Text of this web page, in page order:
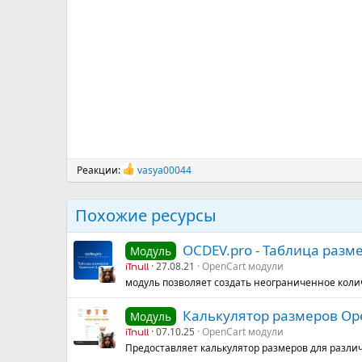
Реакции:
Р
а
к
и
и
vasya00044
Похожие ресурсы
Модуль OCDEV.pro - Таблица
iTnull 27.08.21
OpenCart модули
модуль позволяет создать неограниченное
Модуль Калькулятор размеров
iTnull 07.10.25 OpenCart модули
Предоставляет калькулятор размеров для